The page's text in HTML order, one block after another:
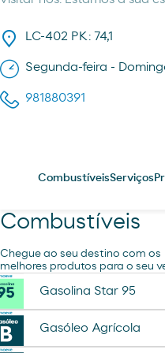
LC-402 PK: 74,1
Segunda-feira -
981880391
CombustíveisServiços
Combustíveis
Chegue ao seu destino com os
melhores produtos para o seu
Gasolina Star 95
Gasóleo Agrícola